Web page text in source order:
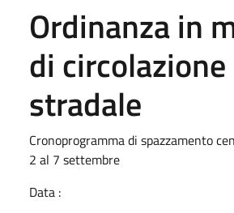
Ordinanza in
di circolazione
stradale
Cronoprogramma di spazzamento
2 al 7 settembre
Data :